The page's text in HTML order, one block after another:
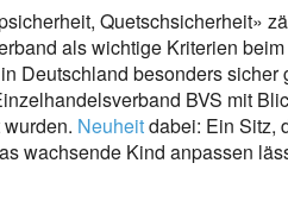
Quetschsicherheit»
als wichtige Kriterien
Deutschland besonders
BVS mit
Neuheitdabei: Ein Sitz,
wachsende Kind anpassen